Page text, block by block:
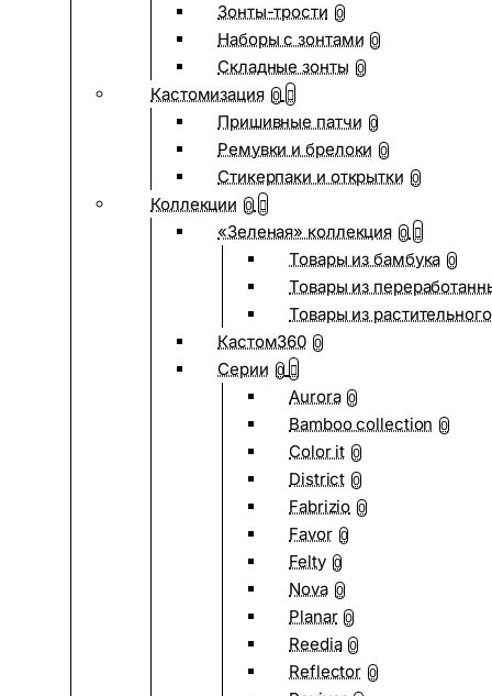
Зонты-трости 0
Наборы с зонтами 0
Складные зонты 0
Кастомизация 0
Пришивные патчи 0
Ремувки и брелоки 0
Стикерпаки и открытки 0
Коллекции 0
«Зеленая» коллекция 0
Товары из бамбука 0
Товары из
Товары из
Кастом360 0
Серии 0
Aurora 0
Bamboo collection 0
Color it 0
District 0
Fabrizio 0
Favor 0
Felty 0
Nova 0
Planar 0
Reedia 0
Reflector 0